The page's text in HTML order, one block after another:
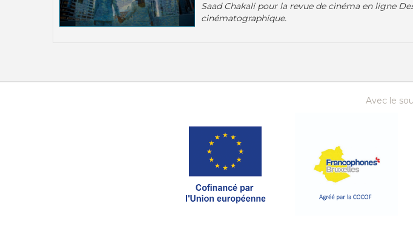
Saad Chakali pour la revue de cinéma en ligne
cinématographique.
Avec le